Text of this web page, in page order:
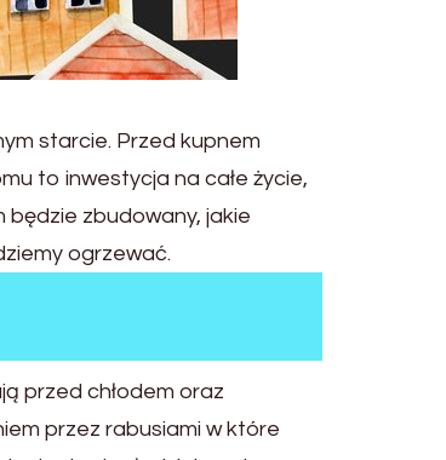
starcie. Przed kupnem
to inwestycja na całe życie,
będzie zbudowany, jakie
ogrzewać.
przed chłodem oraz
przez rabusiami w które